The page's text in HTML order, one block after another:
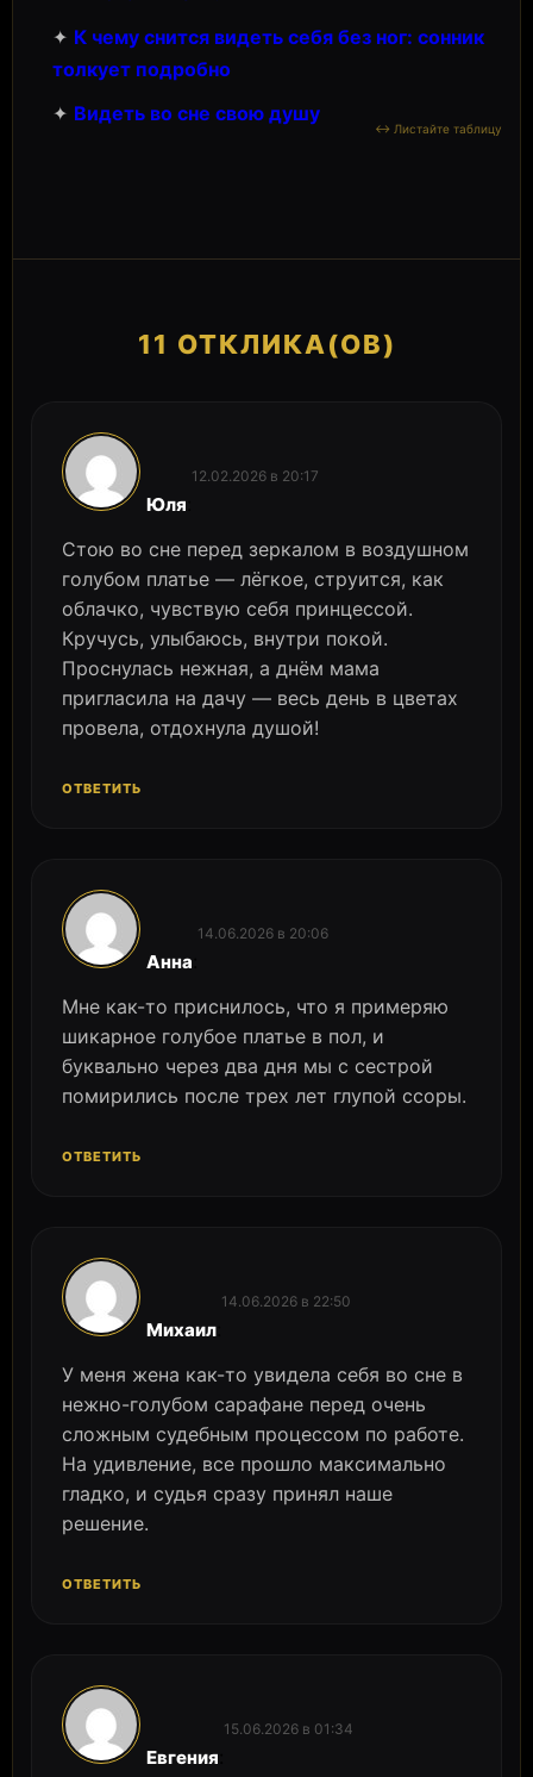
✦ К чему снится видеть себя без ног: сонник
толкует подробно
✦ Видеть во сне свою душу
11 ОТКЛИКА(ОВ)
Юля
12.02.2026 в 20:17
Стою во сне перед зеркалом в воздушном
голубом платье — лёгкое, струится, как
облачко, чувствую себя принцессой.
Кручусь, улыбаюсь, внутри покой.
Проснулась нежная, а днём мама
пригласила на дачу — весь день в цветах
провела, отдохнула душой!
ОТВЕТИТЬ
Анна
14.06.2026 в 20:06
Мне как-то приснилось, что я примеряю
шикарное голубое платье в пол, и
буквально через два дня мы с сестрой
помирились после трех лет глупой ссоры.
ОТВЕТИТЬ
Михаил
14.06.2026 в 22:50
У меня жена как-то увидела себя во сне в
нежно-голубом сарафане перед очень
сложным судебным процессом по работе.
На удивление, все прошло максимально
гладко, и судья сразу принял наше
решение.
ОТВЕТИТЬ
Евгения
15.06.2026 в 01:34